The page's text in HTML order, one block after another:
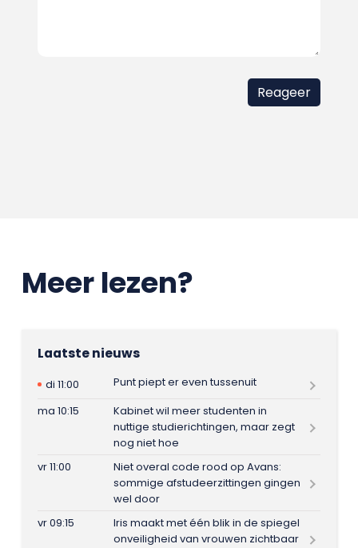
Meer lezen?
Laatste nieuws
di 11:00
Punt piept er even tussenuit
ma 10:15
Kabinet wil meer studenten in
nuttige studierichtingen, maar zegt
nog niet hoe
vr 11:00
Niet overal code rood op Avans:
sommige afstudeerzittingen gingen
wel door
vr 09:15
Iris maakt met één blik in de spiegel
onveiligheid van vrouwen zichtbaar